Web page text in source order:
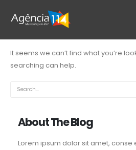
Nothing Found
It seems we can’t find what you’re
searching can help.
About The Blog
Lorem ipsum dolor sit amet, conse